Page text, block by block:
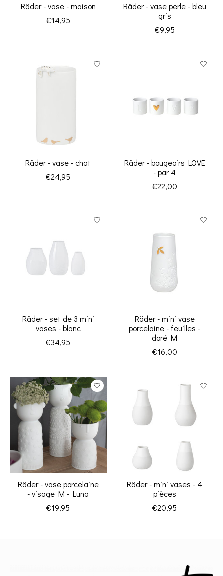
Räder - vase - maison
€14,95
Räder - vase perle - bleu
gris
€9,95
Räder - vase - chat
€24,95
Räder - bougeoirs LOVE
- par 4
€22,00
Räder - set de 3 mini
vases - blanc
€34,95
Räder - mini vase
porcelaine - feuilles -
doré M
€16,00
Räder - vase porcelaine
- visage M - Luna
€19,95
Räder - mini vases - 4
pièces
€20,95